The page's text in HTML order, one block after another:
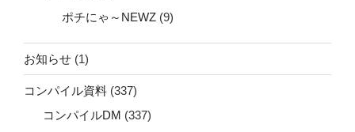
ポチにゃ～NEWZ (9)
お知らせ (1)
コンパイル資料 (337)
コンパイルDM (337)